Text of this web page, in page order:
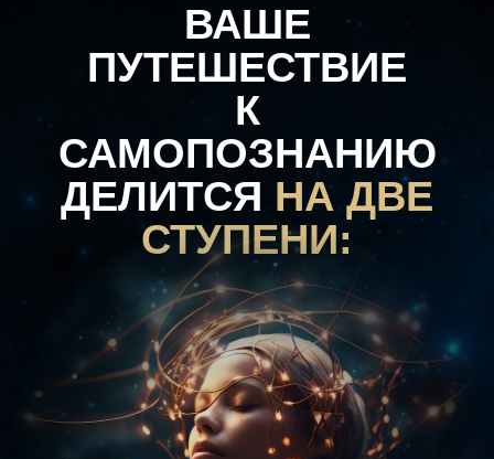
ВАШЕ
ПУТЕШЕСТВИЕ
К
САМОПОЗНАНИЮ
ДЕЛИТСЯ НА ДВЕ
СТУПЕНИ: